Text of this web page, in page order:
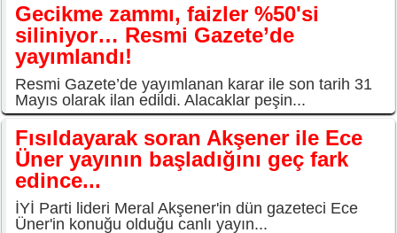
Gecikme zammı, faizler %50'si
siliniyor… Resmi Gazete’de
yayımlandı!
Resmi Gazete’de yayımlanan karar ile son tarih 31
Mayıs olarak ilan edildi. Alacaklar peşin...
Fısıldayarak soran Akşener ile Ece
Üner yayının başladığını geç fark
edince...
İYİ Parti lideri Meral Akşener'in dün gazeteci Ece
Üner'in konuğu olduğu canlı yayın...